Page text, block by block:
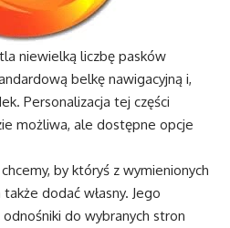
niewielką liczbę pasków
belkę nawigacyjną i,
Personalizacja tej części
możliwa, ale dostępne opcje
by któryś z wymienionych
dodać własny. Jego
do wybranych stron